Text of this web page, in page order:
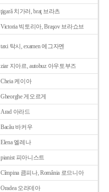
ţigarǎ 치가러, braţ 브라츠
Victoria 빅토리아, Braşov 브라쇼브
taxi 탁시, examen 에그자멘
ziar 지아르, autobuz 아우토부즈
Cheia 케이아
Gheorghe 게오르게
Arad 아라드
Bacǎu 바커우
Elena 엘레나
pianist 피아니스트
Cîmpina 큼피나, România 로므니아
Oradea 오라데아